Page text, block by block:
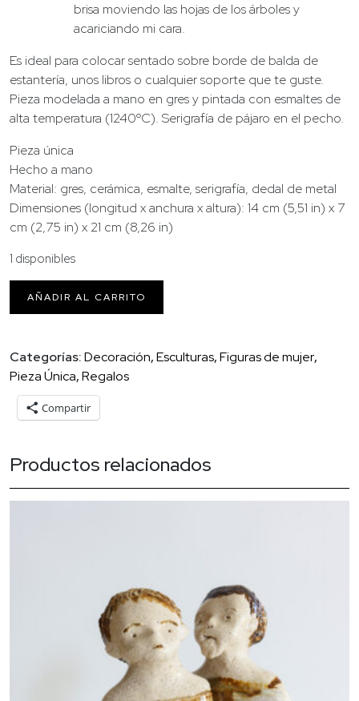
brisa moviendo las hojas de los árboles y
acariciando mi cara.
Es ideal para colocar sentado sobre borde de balda de
estantería, unos libros o cualquier soporte que te guste.
Pieza modelada a mano en gres y pintada con esmaltes de
alta temperatura (1240ºC). Serigrafía de pájaro en el pecho.
Pieza única
Hecho a mano
Material: gres, cerámica, esmalte, serigrafía, dedal de metal
Dimensiones (longitud x anchura x altura): 14 cm (5,51 in) x 7
cm (2,75 in) x 21 cm (8,26 in)
1 disponibles
AÑADIR AL CARRITO
Categorías:Decoración,Esculturas,Figuras de mujer,
Pieza Única,Regalos
Compartir
Productos relacionados